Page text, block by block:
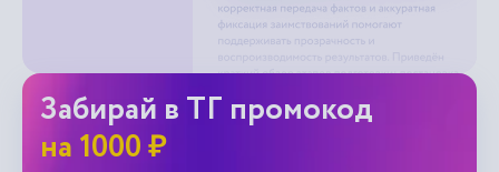
Забирай в ТГ промокод
на 1000 ₽